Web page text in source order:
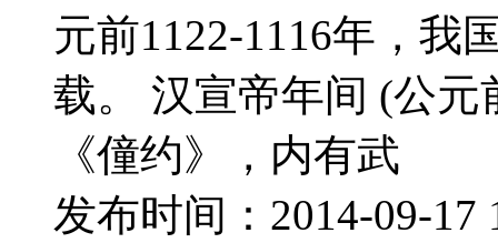
元前1122-1116年，我
载。 汉宣帝年间 (公元
《僮约》，内有武
发布时间：2014-09-